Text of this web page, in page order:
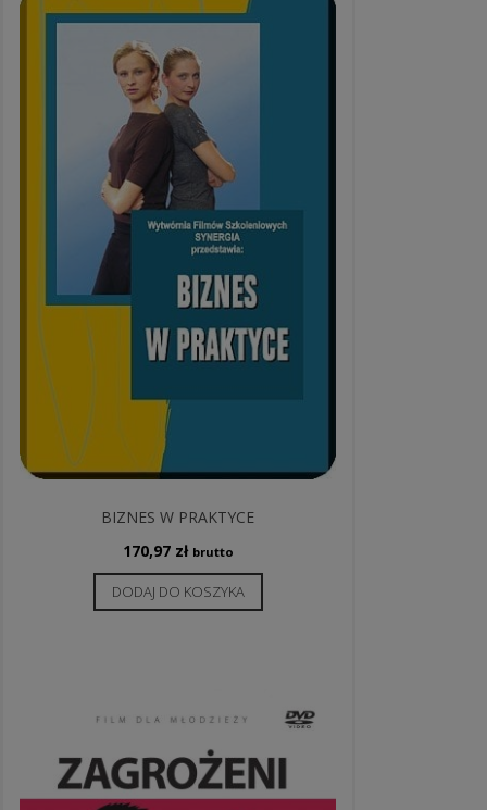
BIZNES W PRAKTYCE
170,97 zł brutto
DODAJ DO KOSZYKA